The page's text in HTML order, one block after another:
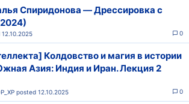
Спиридонова ― Дрессировка с
0
12.10.2025
Колдовство и магия в истории
Азия: Индия и Иран. Лекция 2
0
12.10.2025